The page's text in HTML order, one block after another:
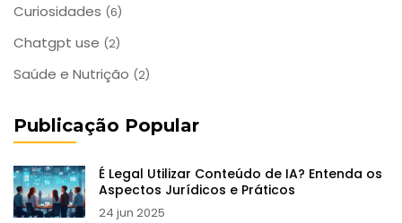
Curiosidades (6)
Chatgpt use (2)
Saúde e Nutrição (2)
Publicação Popular
É Legal Utilizar Conteúdo de IA? Entenda os
Aspectos Jurídicos e Práticos
24 jun 2025